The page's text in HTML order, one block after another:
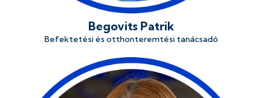
Begovits Patrik
Befektetési és otthonteremtési tanácsadó